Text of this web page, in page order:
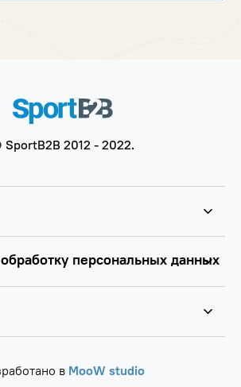
SportB2B 2012 - 2022.
персональных данных
в MooW studio